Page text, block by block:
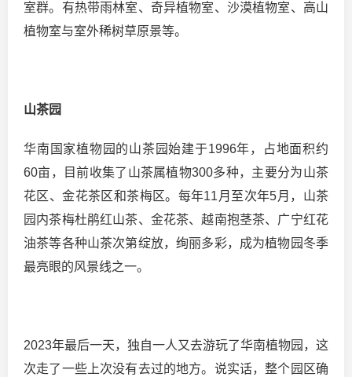
室群。有热带雨林室、奇异植物室、沙漠植物室、高山
植物室与室外稀树草原景等。
山茶园
华南国家植物园的山茶园始建于1996年，占地面积约
60亩，目前收集了山茶属植物300多种，主要分为山茶
花区、金花茶区和茶梅区。每年11月至次年5月，山茶
园内茶梅杜鹃红山茶、金花茶、越南抱茎茶、广宁红花
油茶等各种山茶次第绽放，绚丽多彩，成为植物园冬季
最亮眼的风景线之一。
2023年最后一天，独自一人又去游玩了华南植物园，这
次走了一些上次没有去过的地方。说实话，整个园区确